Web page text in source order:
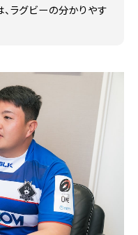
ラグビーの分かりやす